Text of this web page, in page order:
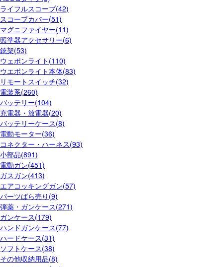
ライフルスコープ(42)
スコープカバー(51)
マグニファイヤー(11)
照準器アクセサリー(6)
銃架(53)
ウェポンライト(110)
ウエポンライト本体(83)
リモートスイッチ(32)
電装系(260)
バッテリー(104)
充電器・放電器(20)
バッテリーケース(8)
電動モーター(36)
コネクター・ハーネス(93)
小部品(891)
電動ガン(451)
ガスガン(413)
エアコッキングガン(57)
パーツばら売り(9)
弾薬・ガンケース(271)
ガンケース(179)
ハンドガンケース(77)
ハードケース(31)
ソフトケース(38)
その他収納用品(8)